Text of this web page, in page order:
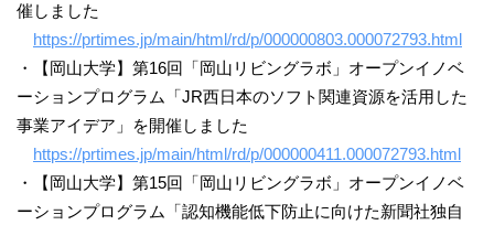
催しました
https://prtimes.jp/main/html/rd/p/000000803.000072793.html
・【岡山大学】第16回「岡山リビングラボ」オープンイノベ
ーションプログラム「JR西日本のソフト関連資源を活用した
事業アイデア」を開催しました
https://prtimes.jp/main/html/rd/p/000000411.000072793.html
・【岡山大学】第15回「岡山リビングラボ」オープンイノベ
ーションプログラム「認知機能低下防止に向けた新聞社独自